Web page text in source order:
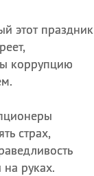
этот праздник
коррупцию
страх,
руках.